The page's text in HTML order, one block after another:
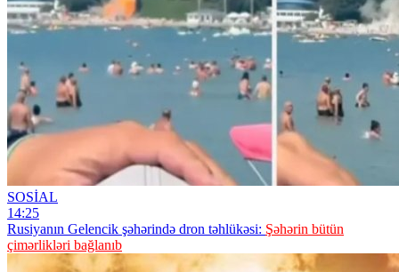
SOSİAL
14:25
Rusiyanın Gelencik şəhərində dron təhlükəsi: Şəhərin bütün
çimərlikləri bağlanıb